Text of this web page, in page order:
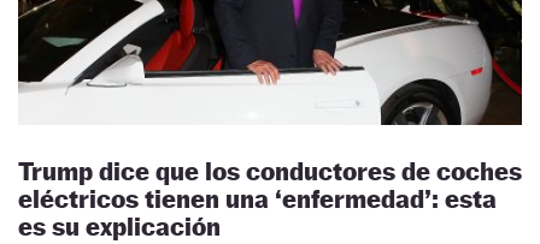
Trump dice que los conductores de coches
eléctricos tienen una ‘enfermedad’: esta
es su explicación